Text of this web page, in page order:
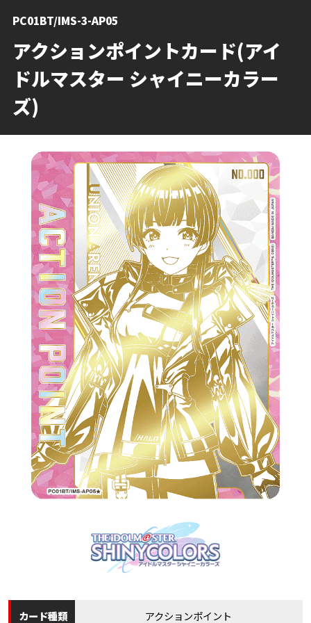
アクションポイントカード(アイ
ドルマスター シャイニーカラー
ズ)
PC01BT/IMS-3-AP05
カード種類 アクションポイント